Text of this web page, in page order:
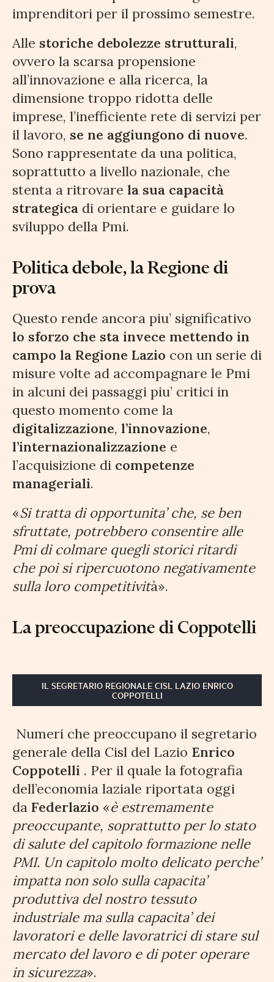
imprenditori per il prossimo semestre.
Alle storiche debolezze strutturali,
ovvero la scarsa propensione
all’innovazione e alla ricerca, la
dimensione troppo ridotta delle
imprese, l’inefficiente rete di servizi per
il lavoro, se ne aggiungono di nuove.
Sono rappresentate da una politica,
soprattutto a livello nazionale, che
stenta a ritrovare la sua capacità
strategica di orientare e guidare lo
sviluppo della Pmi.
Politica debole, la Regione di
prova
Questo rende ancora piu’ significativo
lo sforzo che sta invece mettendo in
campo la Regione Lazio con un serie di
misure volte ad accompagnare le Pmi
in alcuni dei passaggi piu’ critici in
questo momento come la
digitalizzazione, l’innovazione,
l’internazionalizzazione e
l’acquisizione di competenze
manageriali.
«Si tratta di opportunita’ che, se ben
sfruttate, potrebbero consentire alle
Pmi di colmare quegli storici ritardi
che poi si ripercuotono negativamente
sulla loro competitività».
La preoccupazione di Coppotelli
IL SEGRETARIO REGIONALE CISL LAZIO ENRICO
COPPOTELLI
Numeri che preoccupano il segretario
generale della Cisl del Lazio Enrico
Coppotelli . Per il quale la fotografia
dell’economia laziale riportata oggi
da Federlazio «è estremamente
preoccupante, soprattutto per lo stato
di salute del capitolo formazione nelle
PMI. Un capitolo molto delicato perche’
impatta non solo sulla capacita’
produttiva del nostro tessuto
industriale ma sulla capacita’ dei
lavoratori e delle lavoratrici di stare sul
mercato del lavoro e di poter operare
in sicurezza».